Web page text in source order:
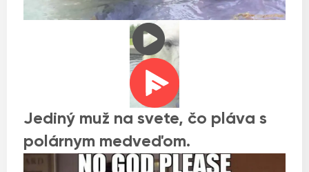
Jediný muž na svete, čo pláva s
polárnym medveďom.